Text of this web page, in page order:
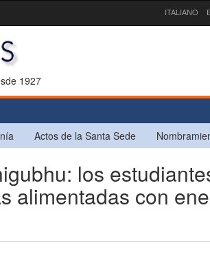
ITALIANO
1927
Actos de la Santa Sede
los
alimentadas con